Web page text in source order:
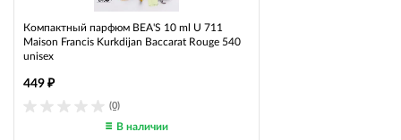
Компактный парфюм BEA'S 10 ml U 711
Maison Francis Kurkdijan Baccarat Rouge 540
unisex
(0)
449 ₽
В наличии